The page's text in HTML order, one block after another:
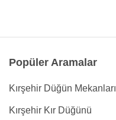
Popüler Aramalar
Kırşehir Düğün Mekanları
Kırşehir Kır Düğünü